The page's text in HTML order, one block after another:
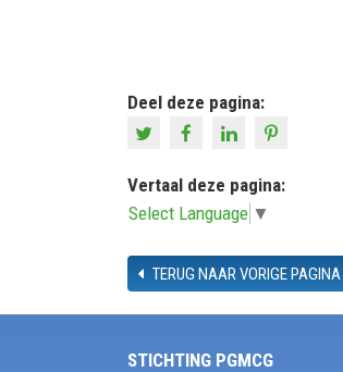
Deel deze pagina:
Vertaal deze pagina:
Select Language ▼
TERUG NAAR VORIGE PAGINA
STICHTING PGMCG